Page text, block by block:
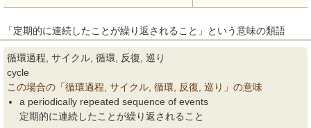
「定期的に連続したことが繰り返されること」という意味の類語
循環過程, サイクル, 循環, 反復, 巡り
cycle
この場合の「循環過程, サイクル, 循環, 反復, 巡り」の意味
a periodically repeated sequence of events
定期的に連続したことが繰り返されること